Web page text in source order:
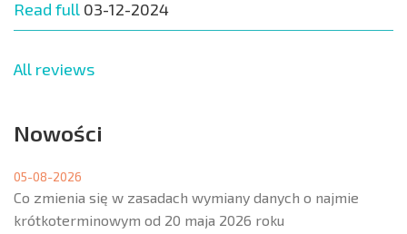
Read full 03-12-2024
All reviews
Nowości
05-08-2026
Co zmienia się w zasadach wymiany danych o najmie
krótkoterminowym od 20 maja 2026 roku